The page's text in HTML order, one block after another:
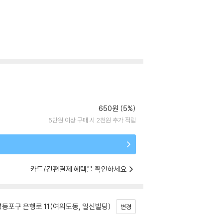
650원 (5%)
5만원 이상 구매 시 2천원 추가 적립
카드/간편결제 혜택을 확인하세요
포구 은행로 11(여의도동, 일신빌딩) 변경